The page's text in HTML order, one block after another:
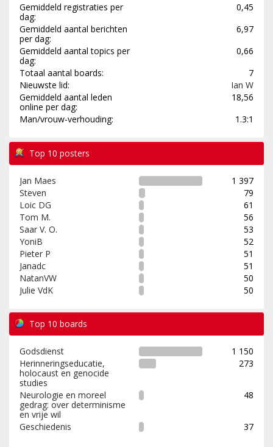
Gemiddeld registraties per
dag:
0,45
Gemiddeld aantal berichten
per dag:
6,97
Gemiddeld aantal topics per
dag:
0,66
Totaal aantal boards:
7
Nieuwste lid:
Ian W
Gemiddeld aantal leden
online per dag:
18,56
Man/vrouw-verhouding:
1.3:1
Top 10 posters
Jan Maes
1 397
Steven
79
Loic DG
61
Tom M.
56
Saar V. O.
53
YoniB
52
Pieter P
51
Janadc
51
NatanVW
50
Julie VdK
50
Top 10 boards
Godsdienst
1 150
Herinneringseducatie,
holocaust en genocide
studies
273
Neurologie en moreel
gedrag: over determinisme
en vrije wil
48
Geschiedenis 37